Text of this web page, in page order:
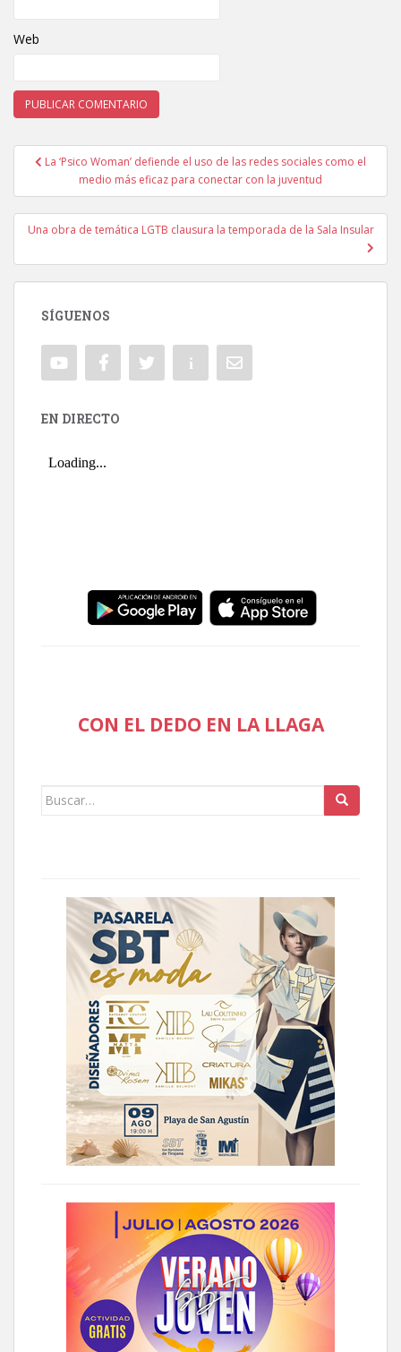
Web
Navegación de entradas
La ‘Psico Woman’ defiende el uso de las redes sociales como el
medio más eficaz para conectar con la juventud
Una obra de temática LGTB clausura la temporada de la Sala Insular
SÍGUENOS
EN DIRECTO
CON EL DEDO EN LA LLAGA
Buscar: